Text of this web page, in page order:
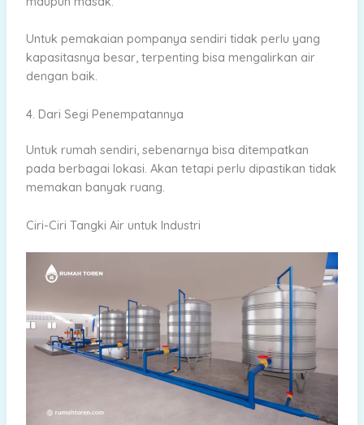
Untuk pemakaian pompanya sendiri tidak perlu yang
kapasitasnya besar, terpenting bisa mengalirkan air
dengan baik.
4. Dari Segi Penempatannya
Untuk rumah sendiri, sebenarnya bisa ditempatkan
pada berbagai lokasi. Akan tetapi perlu dipastikan tidak
memakan banyak ruang.
Ciri-Ciri Tangki Air untuk Industri